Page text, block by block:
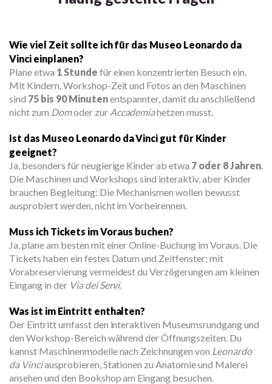
Wie viel Zeit sollte ich für das Museo Leonardo da
Vinci einplanen?
Plane etwa 1 Stunde für einen konzentrierten Besuch ein.
Mit Kindern, Workshop-Zeit und Fotos an den Maschinen
sind 75 bis 90 Minutenentspannter, damit du anschließend
nicht zum Domoder zur Accademiahetzen musst.
Ist das Museo Leonardo da Vinci gut für Kinder
geeignet?
Ja, besonders für neugierige Kinder ab etwa 7 oder 8 Jahren.
Die Maschinen und Workshops sind interaktiv, aber Kinder
brauchen Begleitung: Die Mechanismen wollen bewusst
ausprobiert werden, nicht im Vorbeirennen.
Muss ich Tickets im Voraus buchen?
Ja, plane am besten mit einer Online-Buchung im Voraus. Die
Tickets haben ein festes Datum und Zeitfenster; mit
Vorabreservierung vermeidest du Verzögerungen am kleinen
Eingang in der Via dei Servi.
Was ist im Eintritt enthalten?
Der Eintritt umfasst den interaktiven Museumsrundgang und
den Workshop-Bereich während der Öffnungszeiten. Du
kannst Maschinenmodelle nach Zeichnungen von Leonardo
da Vinciausprobieren, Stationen zu Anatomie und Malerei
ansehen und den Bookshop am Eingang besuchen.